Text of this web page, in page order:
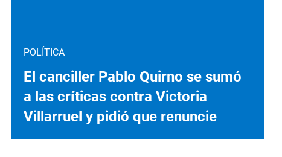
POLÍTICA
El canciller Pablo Quirno se sumó
a las críticas contra Victoria
Villarruel y pidió que renuncie